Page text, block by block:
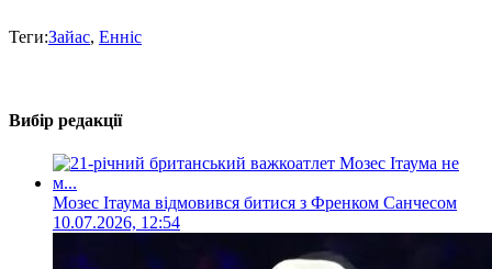
Теги:Зайас, Енніс
Вибір редакції
Мозес Ітаума відмовився битися з Френком Санчесом
10.07.2026, 12:54